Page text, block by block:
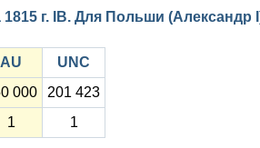
г. IB. Для Польши
AU
UNC
000
201 423
1 1